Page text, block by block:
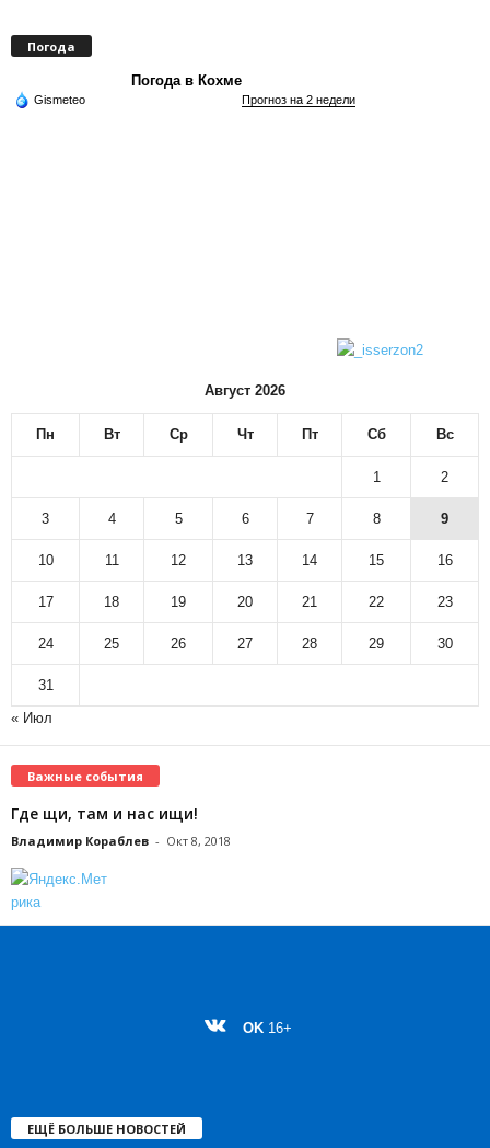
Погода
Погода в Кохме
Gismeteo Прогноз на 2 недели
Август 2026
Пн Вт Ср Чт Пт Сб Вс
1 2
3 4 5 6 7 8 9
10 11 12 13 14 15 16
17 18 19 20 21 22 23
24 25 26 27 28 29 30
31
« Июл
Важные события
Где щи, там и нас ищи!
Владимир Кораблев - Окт 8, 2018
OK 16+
ЕЩЁ БОЛЬШЕ НОВОСТЕЙ